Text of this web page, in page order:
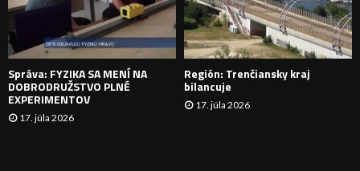
I
E
Správa: FYZIKA SA MENÍ NA
DOBRODRUŽSTVO PLNÉ
EXPERIMENTOV
17. júla 2026
Región: Trenčiansky kraj
bilancuje
17. júla 2026